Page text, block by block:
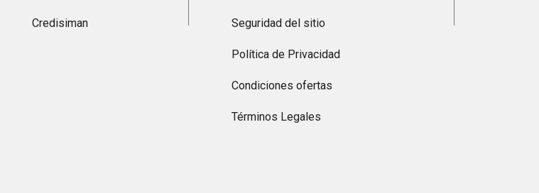
Credisiman Seguridad del sitio
Política de Privacidad
Condiciones ofertas
Términos Legales